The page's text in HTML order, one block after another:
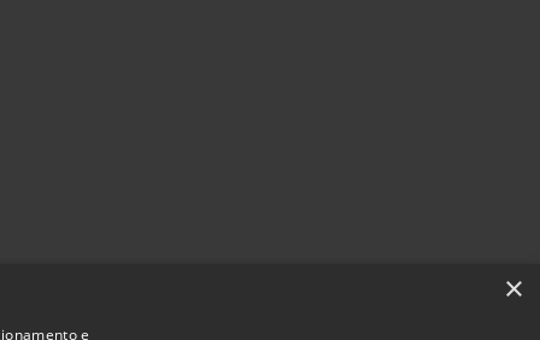
×
e